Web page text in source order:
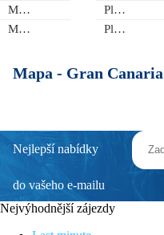
Maspalomas
Meloneras
Playa Amadores
Playa del Cura
Mapa - Gran Canaria
Nejlepší nabídky
do vašeho e-mailu
Nejvýhodnější zájezdy